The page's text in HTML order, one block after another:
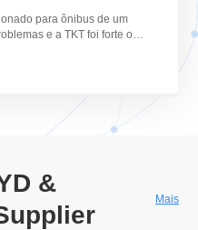
para ônibus de um
e a TKT foi forte o
&
Mais